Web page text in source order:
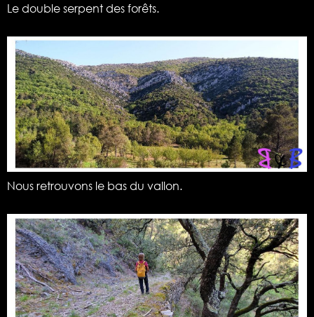
Le double serpent des forêts.
Nous retrouvons le bas du vallon.